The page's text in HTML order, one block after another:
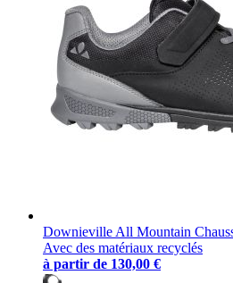
Downieville All Mountain
Avec des matériaux recyclés
à partir de 130,00 €